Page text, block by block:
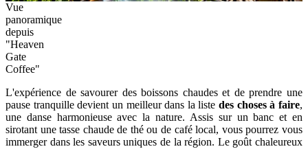
Vue
panoramique
depuis
"Heaven
Gate
Coffee"
L'expérience de savourer des boissons chaudes et de prendre une
pause tranquille devient un meilleur dans la listedes choses à faire,
une danse harmonieuse avec la nature. Assis sur un banc et en
sirotant une tasse chaude de thé ou de café local, vous pourrez vous
immerger dans les saveurs uniques de la région. Le goût chaleureux